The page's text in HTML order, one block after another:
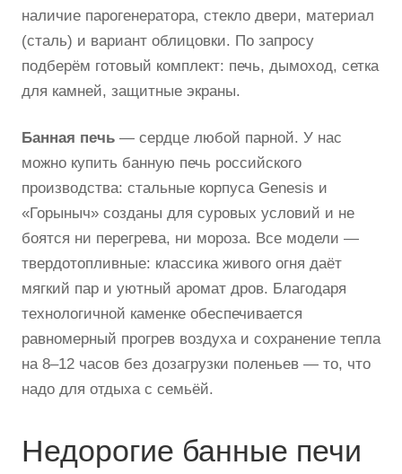
наличие парогенератора, стекло двери, материал
(сталь) и вариант облицовки. По запросу
подберём готовый комплект: печь, дымоход, сетка
для камней, защитные экраны.
Банная печь — сердце любой парной. У нас
можно купить банную печь российского
производства: стальные корпуса Genesis и
«Горыныч» созданы для суровых условий и не
боятся ни перегрева, ни мороза. Все модели —
твердотопливные: классика живого огня даёт
мягкий пар и уютный аромат дров. Благодаря
технологичной каменке обеспечивается
равномерный прогрев воздуха и сохранение тепла
на 8–12 часов без дозагрузки поленьев — то, что
надо для отдыха с семьёй.
Недорогие банные печи